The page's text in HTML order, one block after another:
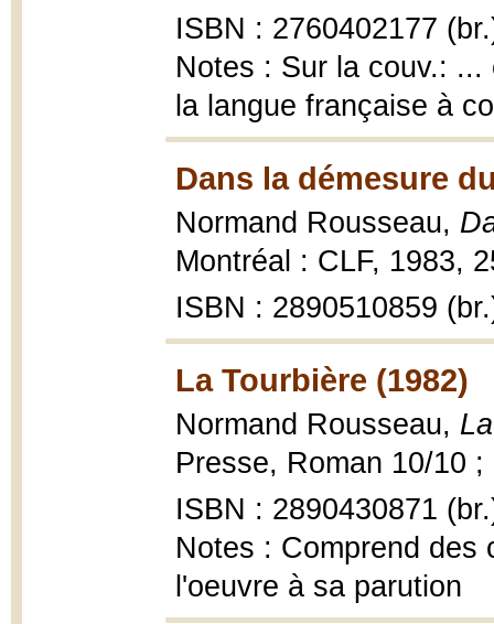
ISBN : 2760402177
Notes : Sur la couv.:
la langue française à
Dans la démesure
Normand Rousseau,
Montréal : CLF, 1983,
ISBN : 2890510859
La Tourbière (1982)
Normand Rousseau,
Presse, Roman 10/10
ISBN : 2890430871
Notes : Comprend des
l'oeuvre à sa parution